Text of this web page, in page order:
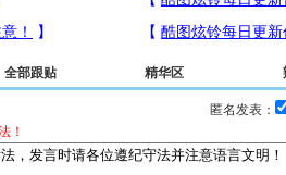
全部跟贴 精华区
匿名发表：
！